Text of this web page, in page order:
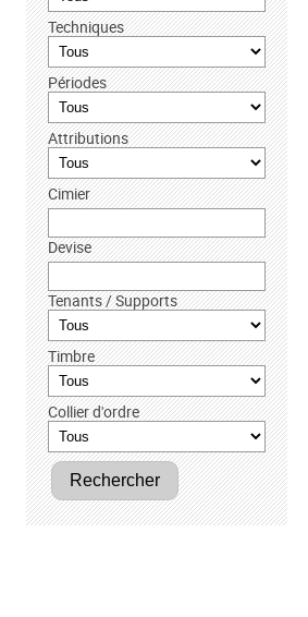
Techniques
Périodes
Attributions
Cimier
Devise
Tenants / Supports
Timbre
Collier d'ordre
Rechercher